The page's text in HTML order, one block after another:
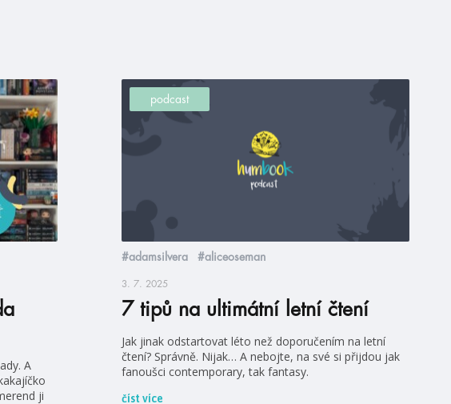
A
ji
podcast
#adamsilvera #aliceoseman
3. 7. 2025
7 tipů na ultimátní letní čtení
Jak jinak odstartovat léto než doporučením na letní
čtení? Správně. Nijak… A nebojte, na své si přijdou jak
fanoušci contemporary, tak fantasy.
číst více